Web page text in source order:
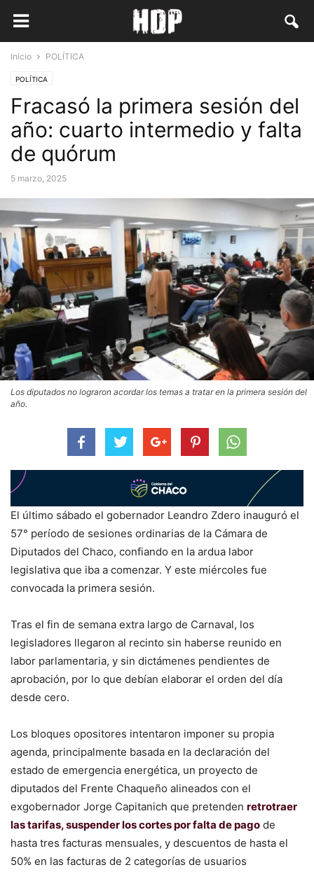
Inicio POLÍTICA
POLÍTICA
Fracasó la primera sesión del
año: cuarto intermedio y falta
de quórum
5 marzo, 2025
Los diputados no lograron acordar los temas a tratar en la primera sesión del
año.
El último sábado el gobernador Leandro Zdero inauguró el
57° período de sesiones ordinarias de la Cámara de
Diputados del Chaco, confiando en la ardua labor
legislativa que iba a comenzar. Y este miércoles fue
convocada la primera sesión.
Tras el fin de semana extra largo de Carnaval, los
legisladores llegaron al recinto sin haberse reunido en
labor parlamentaria, y sin dictámenes pendientes de
aprobación, por lo que debían elaborar el orden del día
desde cero.
Los bloques opositores intentaron imponer su propia
agenda, principalmente basada en la declaración del
estado de emergencia energética, un proyecto de
diputados del Frente Chaqueño alineados con el
exgobernador Jorge Capitanich que pretenden retrotraer
las tarifas, suspender los cortes por falta de pago de
hasta tres facturas mensuales, y descuentos de hasta el
50% en las facturas de 2 categorías de usuarios